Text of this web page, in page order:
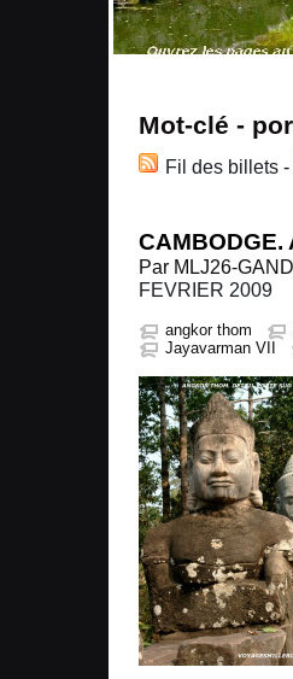
Mot-clé -
Fil des billets -
Par MLJ26-
FEVRIER 2009
angkor thom
Jayavarman VII